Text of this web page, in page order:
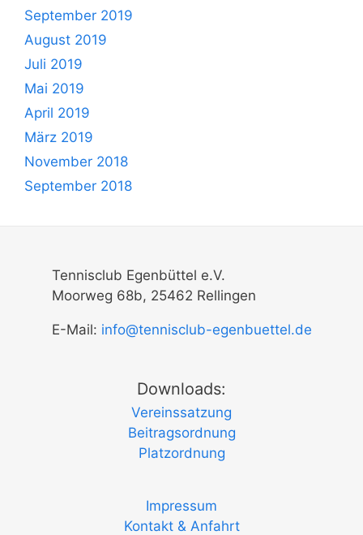
September 2019
August 2019
Juli 2019
Mai 2019
April 2019
März 2019
November 2018
September 2018
Tennisclub Egenbüttel e.V.
Moorweg 68b, 25462 Rellingen
E-Mail: info@tennisclub-egenbuettel.de
Downloads:
Vereinssatzung
Beitragsordnung
Platzordnung
Impressum
Kontakt & Anfahrt